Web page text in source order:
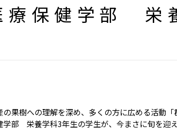
療保健学部 栄
の果樹への理解を深め、多くの方に広める活動
学部 栄養学科3年生の学生が、今まさに旬を迎